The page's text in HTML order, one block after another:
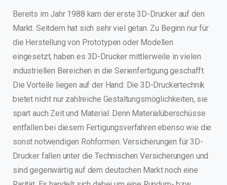
Bereits im Jahr 1988 kam der erste 3D-Drucker auf den
Markt. Seitdem hat sich sehr viel getan. Zu Beginn nur für
die Herstellung von Prototypen oder Modellen
eingesetzt, haben es 3D-Drucker mittlerweile in vielen
industriellen Bereichen in die Serienfertigung geschafft.
Die Vorteile liegen auf der Hand: Die 3D-Druckertechnik
bietet nicht nur zahlreiche Gestaltungsmöglichkeiten, sie
spart auch Zeit und Material. Denn Materialüberschüsse
entfallen bei diesem Fertigungsverfahren ebenso wie die
sonst notwendigen Rohformen. Versicherungen für 3D-
Drucker fallen unter die Technischen Versicherungen und
sind gegenwärtig auf dem deutschen Markt noch eine